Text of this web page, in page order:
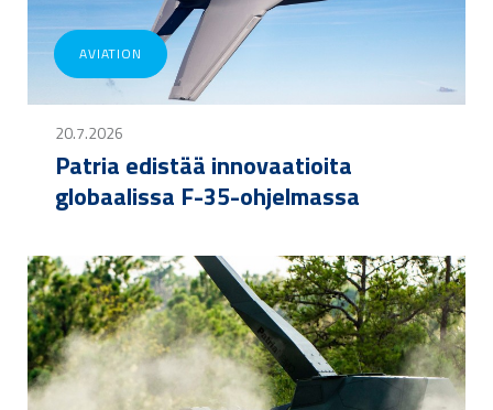
AVIATION
20.7.2026
Patria edistää innovaatioita
globaalissa F-35-ohjelmassa